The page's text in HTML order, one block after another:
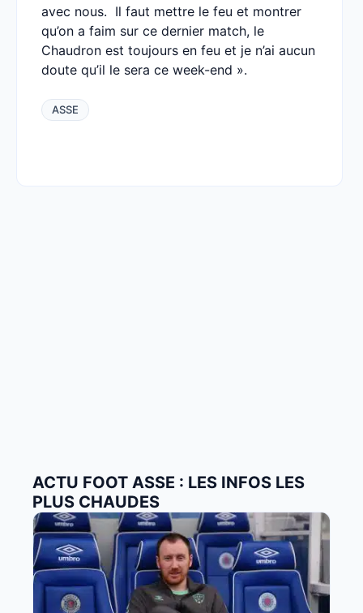
avec nous. Il faut mettre le feu et montrer
qu’on a faim sur ce dernier match, le
Chaudron est toujours en feu et je n’ai aucun
doute qu’il le sera ce week-end ».
ASSE
ACTU FOOT ASSE : LES INFOS LES
PLUS CHAUDES